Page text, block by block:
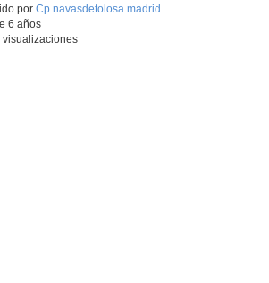
educativo.
por Cp navasdetolosa madrid
6 años
visualizaciones